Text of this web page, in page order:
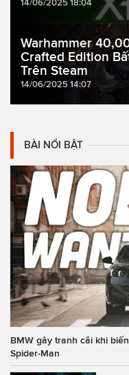
14/06/2025 18:04
Warhammer
Crafted Edition
Trên Steam
14/06/2025 14:07
BÀI NỔI BẬT
BMW gây tranh cãi khi
Spider-Man